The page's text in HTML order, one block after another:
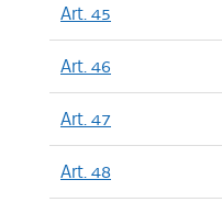
Art. 45
Art. 46
Art. 47
Art. 48